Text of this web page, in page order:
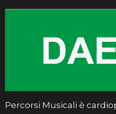
Percorsi Musicali è